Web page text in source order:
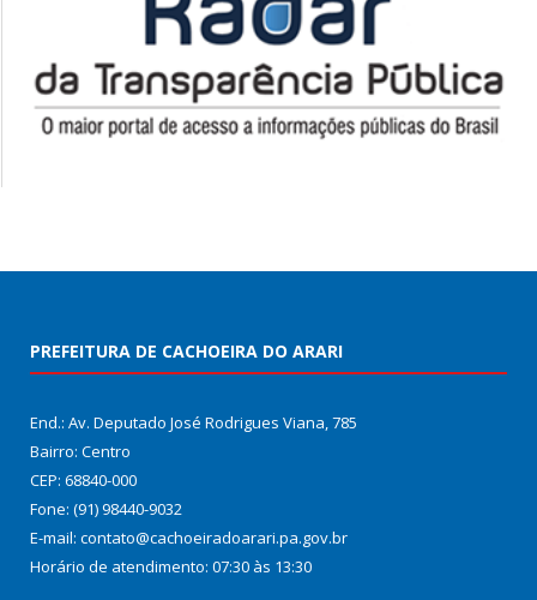
PREFEITURA DE CACHOEIRA DO ARARI
End.: Av. Deputado José Rodrigues Viana, 785
Bairro: Centro
CEP: 68840-000
Fone: (91) 98440-9032
E-mail: contato@cachoeiradoarari.pa.gov.br
Horário de atendimento: 07:30 às 13:30